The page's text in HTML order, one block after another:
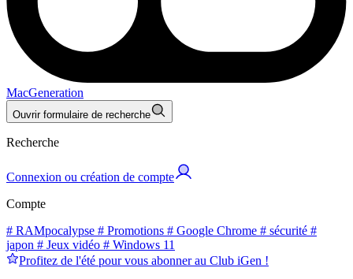
MacGeneration
Ouvrir formulaire de recherche
Recherche
Connexion ou création de compte
Compte
# RAMpocalypse # Promotions # Google Chrome # sécurité #
japon # Jeux vidéo # Windows 11
Profitez de l'été pour vous abonner au Club iGen !